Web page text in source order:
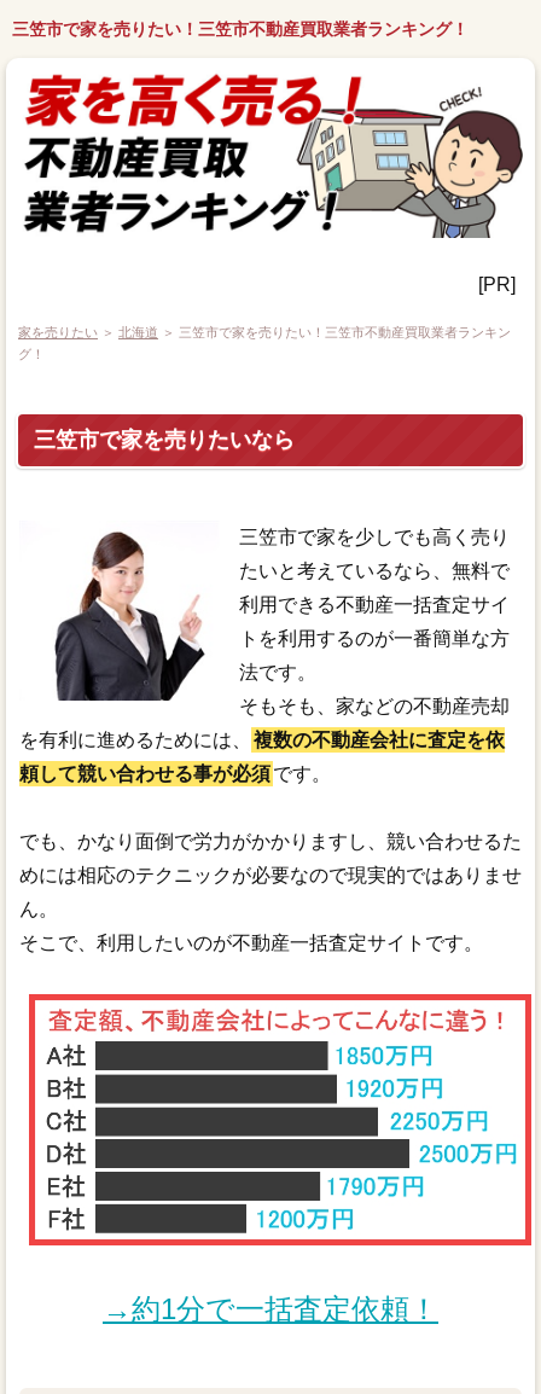
三笠市で家を売りたい！三笠市不動産買取業者ランキング！
[PR]
家を売りたい ＞ 北海道 ＞ 三笠市で家を売りたい！三笠市不動産買取業者ランキン
グ！
三笠市で家を売りたいなら
三笠市で家を少しでも高く売り
たいと考えているなら、無料で
利用できる不動産一括査定サイ
トを利用するのが一番簡単な方
法です。
そもそも、家などの不動産売却
を有利に進めるためには、
複数の不動産会社に査定を依
頼して競い合わせる事が必須です。
でも、かなり面倒で労力がかかりますし、競い合わせるた
めには相応のテクニックが必要なので現実的ではありませ
ん。
そこで、利用したいのが不動産一括査定サイトです。
→約1分で一括査定依頼！